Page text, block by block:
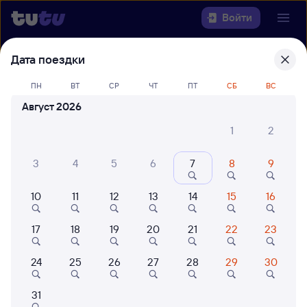
Войти
Выберите день, чтобы найти
билеты Сургут — Самара
22 года работаем для вас
Куда
Когда
Кто едет
Найти поезда
Дата поездки
ПН ВТ СР ЧТ ПТ СБ ВС
Август 2026
1
2
3 4 5 6 7 8 9
10 11 12 13 14 15 16
17 18 19 20 21 22 23
24 25 26 27 28 29 30
31